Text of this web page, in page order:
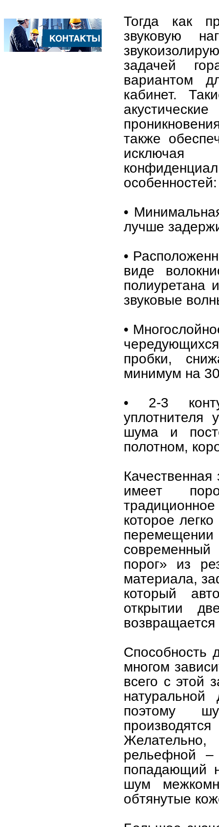
Тогда как
звуковую
задачей
вариантом
кабинет.
также
исключая
особенностей:
•
лучше
•
виде
полиуретана
звуковые
•
пробки,
минимум на
• 2-3
уплотнителя
шума и
полотном,
имеет
которое
перемещении
порог» из
материала,
который
открытии
Способность
многом
всего с этой
поэтому
рельефной
попадающий
шум
обтянутые